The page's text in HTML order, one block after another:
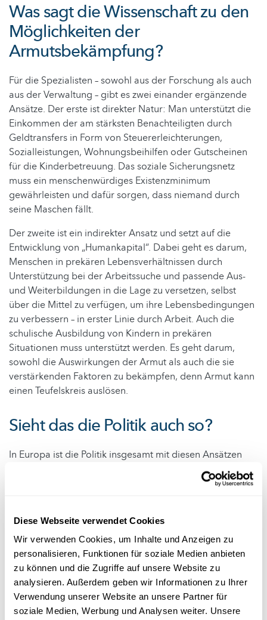
Diese Webseite verwendet Cookies
Wir verwenden Cookies, um Inhalte und Anzeigen zu
personalisieren, Funktionen für soziale Medien anbieten
zu können und die Zugriffe auf unsere Website zu
analysieren. Außerdem geben wir Informationen zu Ihrer
Verwendung unserer Website an unsere Partner für
soziale Medien, Werbung und Analysen weiter. Unsere
Was sagt die Wissenschaft zu den
Möglichkeiten der
Armutsbekämpfung?
Für die Spezialisten – sowohl aus der Forschung als auch
aus der Verwaltung – gibt es zwei einander ergänzende
Ansätze. Der erste ist direkter Natur: Man unterstützt die
Einkommen der am stärksten Benachteiligten durch
Geldtransfers in Form von Steuererleichterungen,
Sozialleistungen, Wohnungsbeihilfen oder Gutscheinen
für die Kinderbetreuung. Das soziale Sicherungsnetz
muss ein menschenwürdiges Existenzminimum
gewährleisten und dafür sorgen, dass niemand durch
seine Maschen fällt.
Der zweite ist ein indirekter Ansatz und setzt auf die
Entwicklung von „Humankapital“. Dabei geht es darum,
Menschen in prekären Lebensverhältnissen durch
Unterstützung bei der Arbeitssuche und passende Aus-
und Weiterbildungen in die Lage zu versetzen, selbst
über die Mittel zu verfügen, um ihre Lebensbedingungen
zu verbessern – in erster Linie durch Arbeit. Auch die
schulische Ausbildung von Kindern in prekären
Situationen muss unterstützt werden. Es geht darum,
sowohl die Auswirkungen der Armut als auch die sie
verstärkenden Faktoren zu bekämpfen, denn Armut kann
einen Teufelskreis auslösen.
Sieht das die Politik auch so?
In Europa ist die Politik insgesamt mit diesen Ansätzen
einverstanden. Die Regierungen verlagern den
Schwerpunkt mal auf direkte – mehr oder weniger
Die Idee, ausschließlich auf wirtschaftliches Wachstum zu
setzen, um die Armut zu beseitigen, ist nicht mehr
zeitgemäß: Mittlerweile ist klar, dass Wohlstand nicht
automatisch nach unten weitergegeben wird. Wachstum
muss ausgewogen sein. Es muss mit sozialen
Schutzmechanismen und einer gerechten Besteuerung